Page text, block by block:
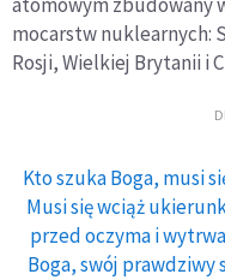
mocarstw nuklearnych:
Rosji, Wielkiej Brytanii i
Kto szuka Boga, musi
Musi się wciąż
przed oczyma i
Boga, swój prawdziwy